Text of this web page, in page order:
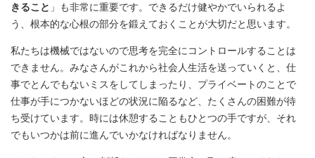
きること 」も非常に重要です。できるだけ健やかでいられるよ
う、根本的な心根の部分を鍛えておくことが大切だと思います。
私たちは機械ではないので思考を完全にコントロールすることは
できません。みなさんがこれから社会人生活を送っていくと、仕
事でとんでもないミスをしてしまったり、プライベートのことで
仕事が手につかないほどの状況に陥るなど、たくさんの困難が待
ち受けています。時には休憩することもひとつの手ですが、それ
でもいつかは前に進んでいかなければなりません。